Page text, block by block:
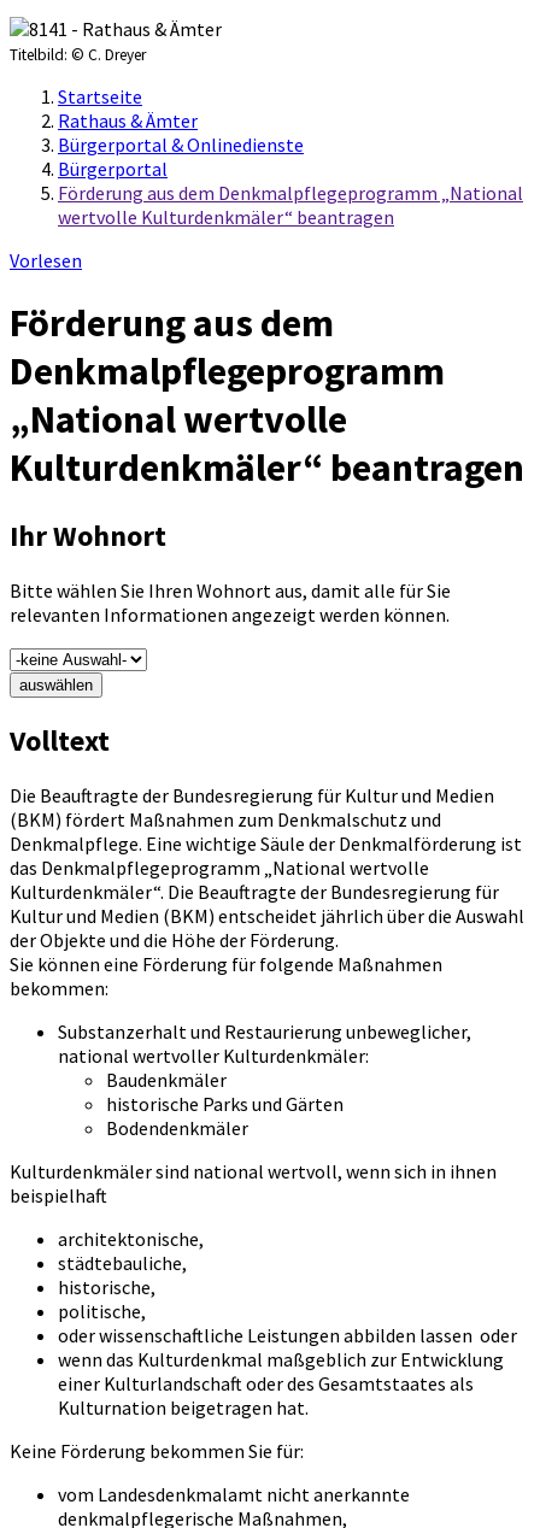
Titelbild: © C. Dreyer
Startseite
Rathaus & Ämter
Bürgerportal & Onlinedienste
Bürgerportal
Förderung aus dem Denkmalpflegeprogramm „National
wertvolle Kulturdenkmäler“ beantragen
Vorlesen
Förderung aus dem
Denkmalpflegeprogramm
„National wertvolle
Kulturdenkmäler“ beantragen
Ihr Wohnort
Bitte wählen Sie Ihren Wohnort aus, damit alle für Sie
relevanten Informationen angezeigt werden können.
auswählen
Volltext
Die Beauftragte der Bundesregierung für Kultur und Medien
(BKM) fördert Maßnahmen zum Denkmalschutz und
Denkmalpflege. Eine wichtige Säule der Denkmalförderung ist
das Denkmalpflegeprogramm „National wertvolle
Kulturdenkmäler“. Die Beauftragte der Bundesregierung für
Kultur und Medien (BKM) entscheidet jährlich über die Auswahl
der Objekte und die Höhe der Förderung.
Sie können eine Förderung für folgende Maßnahmen
bekommen:
Substanzerhalt und Restaurierung unbeweglicher,
national wertvoller Kulturdenkmäler:
Baudenkmäler
historische Parks und Gärten
Bodendenkmäler
Kulturdenkmäler sind national wertvoll, wenn sich in ihnen
beispielhaft
architektonische,
städtebauliche,
historische,
politische,
oder wissenschaftliche Leistungen abbilden lassen oder
wenn das Kulturdenkmal maßgeblich zur Entwicklung
einer Kulturlandschaft oder des Gesamtstaates als
Kulturnation beigetragen hat.
Keine Förderung bekommen Sie für:
vom Landesdenkmalamt nicht anerkannte
denkmalpflegerische Maßnahmen,